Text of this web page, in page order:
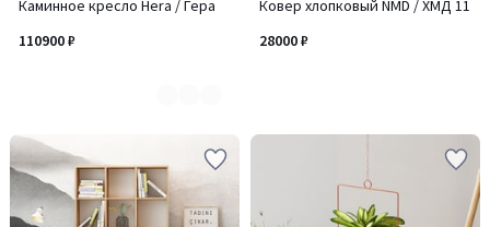
Каминное кресло Hera / Гера
110900 ₽
цветов:
2
Ковер хлопковый NMD / ХМД 11
28000 ₽